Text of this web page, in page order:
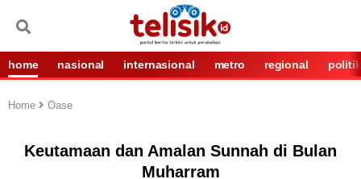
home nasional internasional metro regional politik
Home Oase
Keutamaan dan Amalan Sunnah di Bulan
Muharram